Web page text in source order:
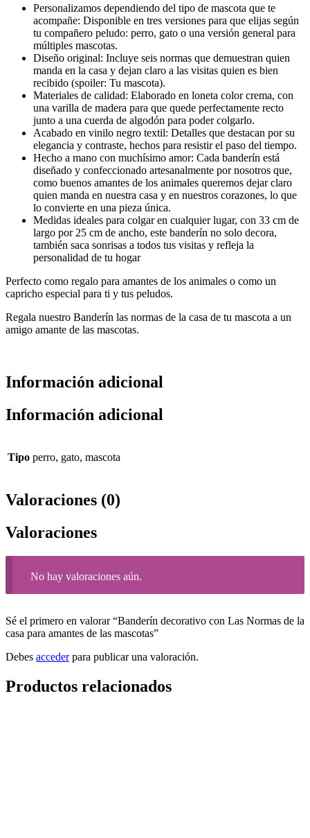
Personalizamos dependiendo del tipo de mascota que te
acompañe: Disponible en tres versiones para que elijas según
tu compañero peludo: perro, gato o una versión general para
múltiples mascotas.
Diseño original: Incluye seis normas que demuestran quien
manda en la casa y dejan claro a las visitas quien es bien
recibido (spoiler: Tu mascota).
Materiales de calidad: Elaborado en loneta color crema, con
una varilla de madera para que quede perfectamente recto
junto a una cuerda de algodón para poder colgarlo.
Acabado en vinilo negro textil: Detalles que destacan por su
elegancia y contraste, hechos para resistir el paso del tiempo.
Hecho a mano con muchísimo amor: Cada banderín está
diseñado y confeccionado artesanalmente por nosotros que,
como buenos amantes de los animales queremos dejar claro
quien manda en nuestra casa y en nuestros corazones, lo que
lo convierte en una pieza única.
Medidas ideales para colgar en cualquier lugar, con 33 cm de
largo por 25 cm de ancho, este banderín no solo decora,
también saca sonrisas a todos tus visitas y refleja la
personalidad de tu hogar
Perfecto como regalo para amantes de los animales o como un
capricho especial para ti y tus peludos.
Regala nuestro Banderín las normas de la casa de tu mascota a un
amigo amante de las mascotas.
Información adicional
Información adicional
Tipo perro, gato, mascota
Valoraciones (0)
Valoraciones
No hay valoraciones aún.
Sé el primero en valorar “Banderín decorativo con Las Normas de la
casa para amantes de las mascotas”
Debes accederpara publicar una valoración.
Productos relacionados